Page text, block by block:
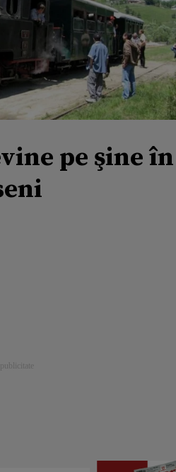
pe şine în